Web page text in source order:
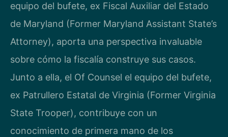
equipo del bufete, ex Fiscal Auxiliar del Estado
de Maryland (Former Maryland Assistant State’s
Attorney), aporta una perspectiva invaluable
sobre cómo la fiscalía construye sus casos.
Junto a ella, el Of Counsel el equipo del bufete,
ex Patrullero Estatal de Virginia (Former Virginia
State Trooper), contribuye con un
conocimiento de primera mano de los